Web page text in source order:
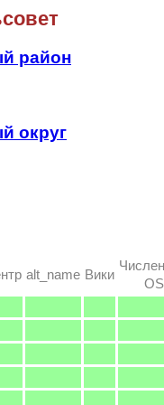
район
округ
alt_name Вики